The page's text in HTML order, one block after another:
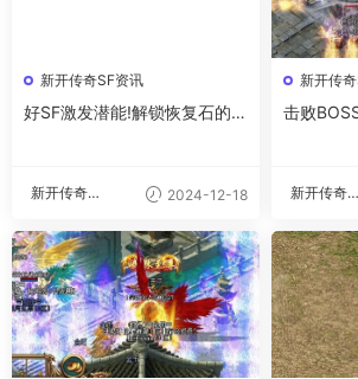
新开传奇SF资讯
好SF激发潜能!解锁恢复石的强
新开传奇私
2024-12-18
新开传
击败
新开传奇私